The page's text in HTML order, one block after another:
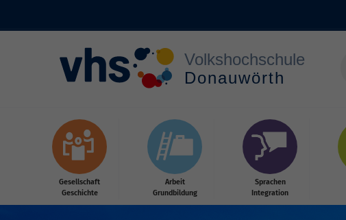
Gesellschaft
Geschichte
Arbeit
Grundbildung
Sprachen
Integration